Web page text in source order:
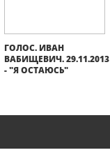
ГОЛОС. ИВАН
ВАБИЩЕВИЧ. 29.11.2013
- "Я ОСТАЮСЬ"